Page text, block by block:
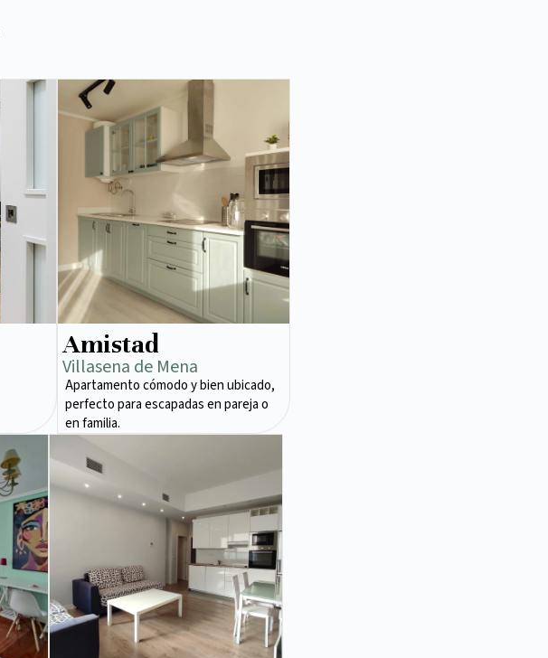
Amistad
Villasena de Mena
Apartamento cómodo y bien ubicado,
perfecto para escapadas en pareja o
en familia.